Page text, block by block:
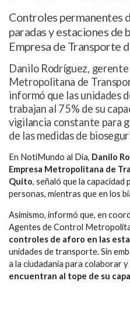
Controles permanentes
paradas y estaciones de
Empresa de Transporte
Danilo Rodríguez, gerente
Metropolitana de
informó que las unidades
trabajan al 75% de su
vigilancia constante para
de las medidas de
En NotiMundo al Día, Danilo
Empresa Metropolitana de
Quito, señaló que la capacidad
personas, mientras que en los
Asimismo, informó que, en
Agentes de Control
controles de aforo en las
unidades de transporte. Sin
a la ciudadanía para colaborar y
encuentran al tope de su